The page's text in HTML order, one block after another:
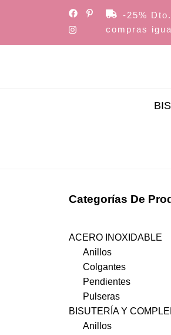
-25%
compras
Categorías De
ACERO INOXIDABLE
Anillos
Colgantes
Pendientes
Pulseras
BISUTERÍA Y
Anillos